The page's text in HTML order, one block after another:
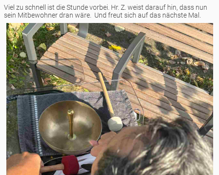
Viel zu schnell ist die Stunde vorbei. Hr. Z. weist darauf hin, dass nun
sein Mitbewohner dran wäre. Und freut sich auf das nächste Mal.